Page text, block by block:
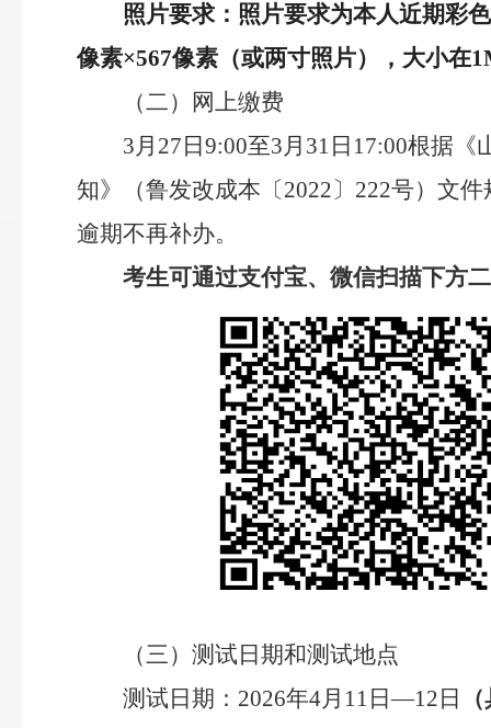
照片要求： 照片要求为本人近期彩
像素×567像素（或两寸照片），大小在
（二）网上缴费
3月27日9:00至3月31日17:00根据
知》（鲁发改成本〔2022〕222号）文
逾期不再补办。
考生可通过支付宝、微信扫描下方
（三）测试日期和测试地点
测试日期：2026年4月11日—12日